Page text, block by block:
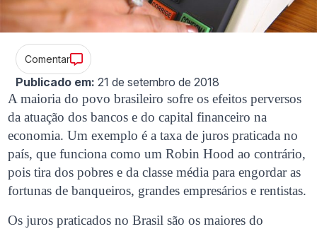
Comentar
Publicado em: 21 de setembro de 2018
A maioria do povo brasileiro sofre os efeitos perversos
da atuação dos bancos e do capital financeiro na
economia. Um exemplo é a taxa de juros praticada no
país, que funciona como um Robin Hood ao contrário,
pois tira dos pobres e da classe média para engordar as
fortunas de banqueiros, grandes empresários e rentistas.
Os juros praticados no Brasil são os maiores do